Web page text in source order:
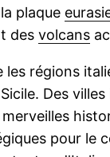
plaque
des volcans
régions
Des
pour le